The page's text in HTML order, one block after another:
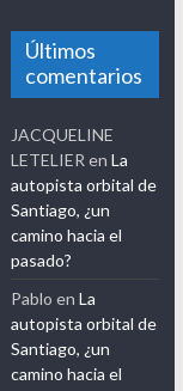
Últimos
comentarios
JACQUELINE
LETELIERenLa
autopista orbital de
Santiago, ¿un
camino hacia el
pasado?
Pablo enLa
autopista orbital de
Santiago, ¿un
camino hacia el